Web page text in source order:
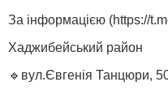
За інформацією (https://
Хаджибейський район
🔹вул.Євгенія Танцюри,